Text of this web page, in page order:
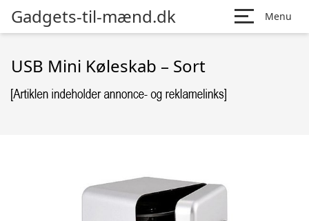
Gadgets-til-mænd.dk Menu
USB Mini Køleskab – Sort